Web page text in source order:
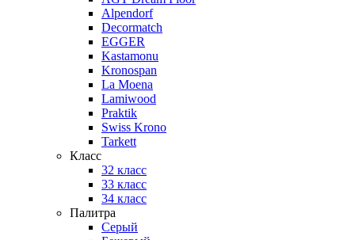
Alpendorf
Decormatch
EGGER
Kastamonu
Kronospan
La Moena
Lamiwood
Praktik
Swiss Krono
Tarkett
Класс
32 класс
33 класс
34 класс
Палитра
Серый